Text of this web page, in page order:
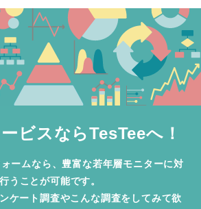
ビスならTesTeeへ！
ームなら、豊富な若年層モニターに対
うことが可能です。
ケート調査やこんな調査をしてみて欲